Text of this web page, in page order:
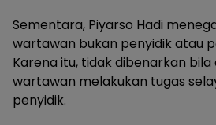
Sementara, Piyarso Hadi
wartawan bukan penyidik atau
Karena itu, tidak dibenarkan bila
wartawan melakukan tugas
penyidik.